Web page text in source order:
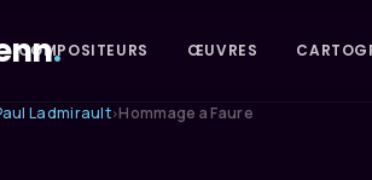
.
COMPOSITEURS ŒUVRES
Ladmirault›Hommage a Faure